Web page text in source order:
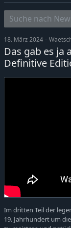
18. März 2024 –
Das gab es ja
Definitive
Im dritten Teil der
19. Jahrhundert um